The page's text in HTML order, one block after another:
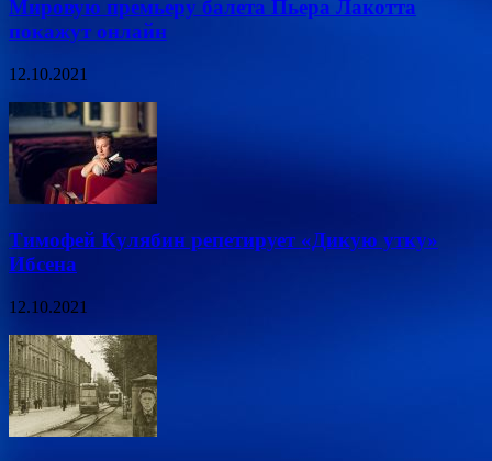
Мировую премьеру балета Пьера Лакотта
покажут онлайн
12.10.2021
Тимофей Кулябин репетирует «Дикую утку»
Ибсена
12.10.2021